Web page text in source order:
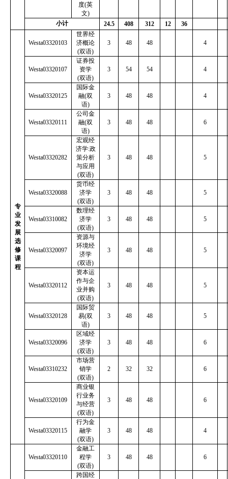
度(英
文)
小计 24.5 408 312 12 36
专
业
发
展
选
修
课
程
Westa03320103
世界经
济概论
(双语)
3 48 48 4
Westa03320107
证券投
资学
(双语)
3 54 54 4
Westa03320125
国际金
融(双
语)
3 48 48 4
Westa03320111
公司金
融(双
语)
3 48 48 6
Westa03320282
宏观经
济学:政
策分析
与应用
(双语)
3 48 48 5
Westa03320088
货币经
济学
(双语)
3 48 48 5
Westa03310082
数理经
济学
(双语)
3 48 48 5
Westa03320097
资源与
环境经
济学
(双语)
3 48 48 5
Westa03320112
资本运
作与企
业并购
(双语)
3 48 48 5
Westa03320128
国际贸
易(双
语)
3 48 48 5
Westa03320096
区域经
济学
(双语)
3 48 48 6
Westa03310232
市场营
销学
(双语)
2 32 32 6
Westa03320109
商业银
行业务
与经营
(双语)
3 48 48 6
Westa03320115
行为金
融学
(双语)
3 48 48 4
Westa03320110
金融工
程学
(双语)
3 48 48 6
跨国经